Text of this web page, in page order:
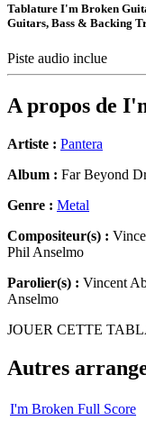
Tablature I'm Broken
Guitars, Bass & Backing
Piste audio inclue
A propos de
Artiste : Pantera
Album : Far Beyond
Genre : Metal
Compositeur(s) :
Phil Anselmo
Parolier(s) : Vincent
Anselmo
JOUER CETTE
Autres
I'm Broken Full Score